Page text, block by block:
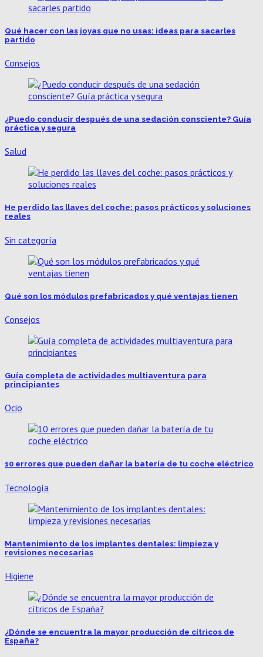
Qué hacer con las joyas que no usas: ideas para sacarles
partido
Consejos
¿Puedo conducir después de una sedación consciente? Guía
práctica y segura
Salud
He perdido las llaves del coche: pasos prácticos y soluciones
reales
Sin categoría
Qué son los módulos prefabricados y qué ventajas tienen
Consejos
Guía completa de actividades multiaventura para
principiantes
Ocio
10 errores que pueden dañar la batería de tu coche eléctrico
Tecnología
Mantenimiento de los implantes dentales: limpieza y
revisiones necesarias
Higiene
¿Dónde se encuentra la mayor producción de cítricos de
España?